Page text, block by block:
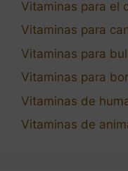
Vitaminas para el
Vitaminas para
Vitaminas para
Vitaminas para
Vitaminas de
Vitaminas de